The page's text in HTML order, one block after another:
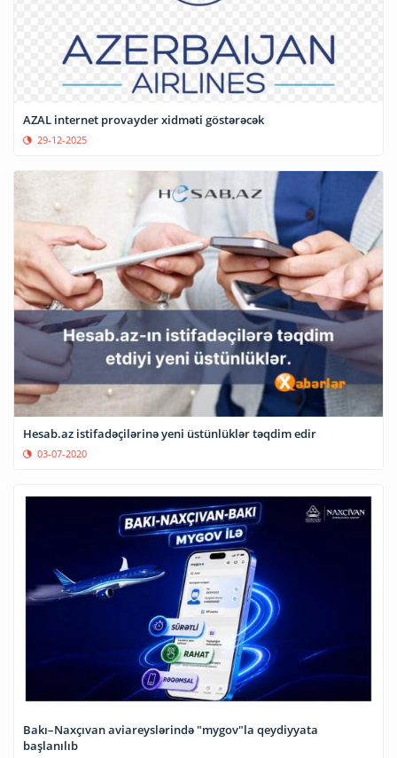
AZAL internet provayder xidməti göstərəcək
29-12-2025
Hesab.az istifadəçilərinə yeni üstünlüklər təqdim edir
03-07-2020
Bakı–Naxçıvan aviareyslərində "mygov"la qeydiyyata
başlanılıb